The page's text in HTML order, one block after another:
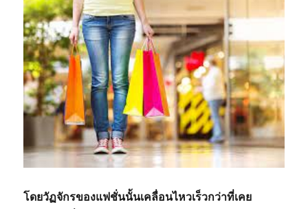
โดยวัฏจักรของแฟชั่นนั้นเคลื่อนไหวเร็วกว่าที่เคย